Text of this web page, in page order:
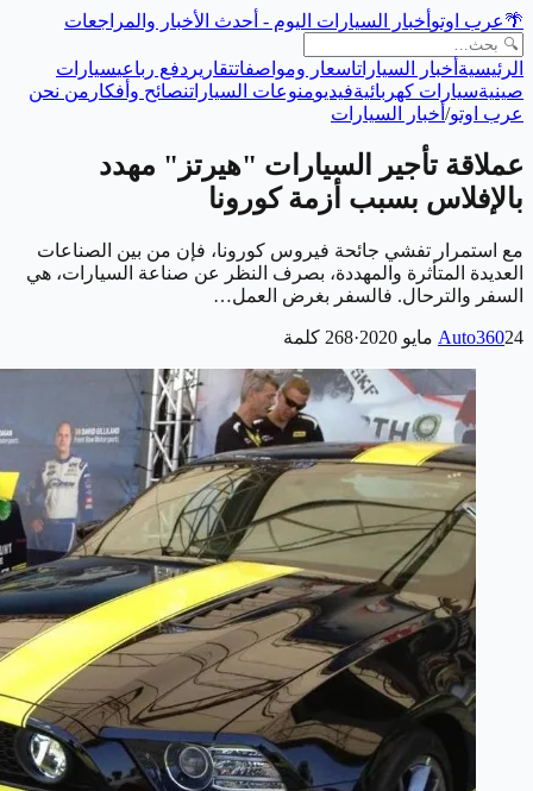
🌴عرب اوتو أخبار السيارات اليوم - أحدث الأخبار والمراجعات
الرئيسية أخبار السياراتاسعار ومواصفاتتقارير دفع رباعيسيارات
صينيةسيارات كهربائيةفيديومنوعات السياراتنصائح وأفكار من نحن
عرب اوتو/ أخبار السيارات
عملاقة تأجير السيارات "هيرتز" مهدد
بالإفلاس بسبب أزمة كورونا
مع استمرار تفشي جائحة فيروس كورونا، فإن من بين الصناعات
العديدة المتأثرة والمهددة، بصرف النظر عن صناعة السيارات، هي
السفر والترحال. فالسفر بغرض العمل…
Auto36024 مايو 2020 ·
268 كلمة